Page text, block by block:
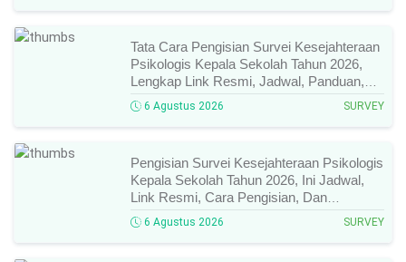
Tata Cara Pengisian Survei Kesejahteraan
Psikologis Kepala Sekolah Tahun 2026,
Lengkap Link Resmi, Jadwal, Panduan,
Dan Hal Yang Wajib Diperhatikan!
6 Agustus 2026 SURVEY
Pengisian Survei Kesejahteraan Psikologis
Kepala Sekolah Tahun 2026, Ini Jadwal,
Link Resmi, Cara Pengisian, Dan
Ketentuan Lengkapnya!
6 Agustus 2026 SURVEY